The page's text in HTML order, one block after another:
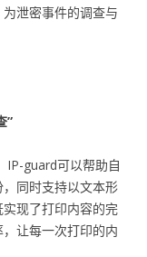
泄密事件的调查与
”
IP-guard可以帮助自
同时支持以文本形
现了打印内容的完
让每一次打印的内